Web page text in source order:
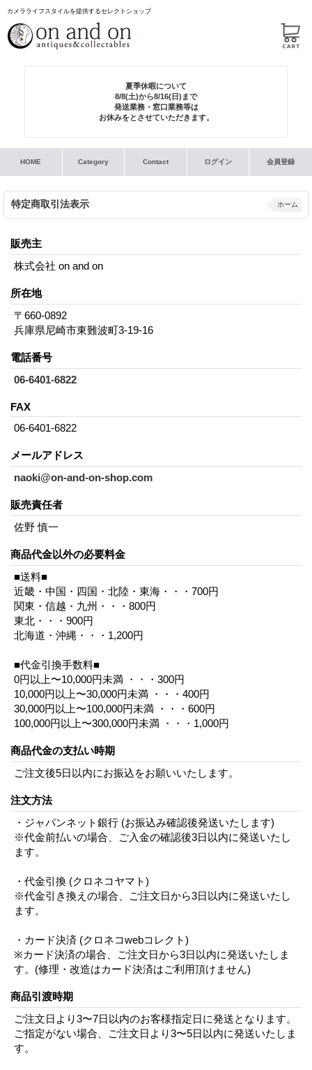
カメラライフスタイルを提供するセレクトショップ
夏季休暇について
8/8(土)から8/16(日)まで
発送業務・窓口業務等は
お休みをとさせていただきます。
HOME Category Contact ログイン 会員登録
特定商取引法表示 ホーム
販売主
株式会社 on and on
所在地
〒660-0892
兵庫県尼崎市東難波町3-19-16
電話番号
06-6401-6822
FAX
06-6401-6822
メールアドレス
naoki@on-and-on-shop.com
販売責任者
佐野 慎一
商品代金以外の必要料金
■送料■
近畿・中国・四国・北陸・東海・・・700円
関東・信越・九州・・・800円
東北・・・900円
北海道・沖縄・・・1,200円
■代金引換手数料■
0円以上〜10,000円未満 ・・・300円
10,000円以上〜30,000円未満 ・・・400円
30,000円以上〜100,000円未満 ・・・600円
100,000円以上〜300,000円未満 ・・・1,000円
商品代金の支払い時期
ご注文後5日以内にお振込をお願いいたします。
注文方法
・ジャパンネット銀行 (お振込み確認後発送いたします)
※代金前払いの場合、ご入金の確認後3日以内に発送いたし
ます。
・代金引換 (クロネコヤマト)
※代金引き換えの場合、ご注文日から3日以内に発送いたし
ます。
・カード決済 (クロネコwebコレクト)
※カード決済の場合、ご注文日から3日以内に発送いたしま
す。(修理・改造はカード決済はご利用頂けません)
商品引渡時期
ご注文日より3〜7日以内のお客様指定日に発送となります。
ご指定がない場合、ご注文日より3〜5日以内に発送いたしま
す。